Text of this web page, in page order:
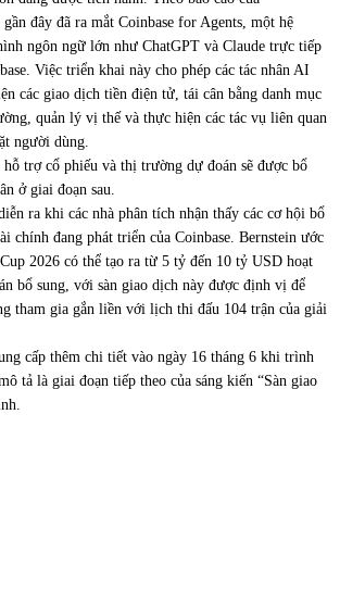
đây đã ra mắt Coinbase for Agents, một hệ
ngôn ngữ lớn như ChatGPT và Claude trực tiếp
Việc triển khai này cho phép các tác nhân AI
các giao dịch tiền điện tử, tái cân bằng danh mục
quản lý vị thế và thực hiện các tác vụ liên quan
người dùng.
hỗ trợ cổ phiếu và thị trường dự đoán sẽ được bổ
ở giai đoạn sau.
ra khi các nhà phân tích nhận thấy các cơ hội bổ
chính đang phát triển của Coinbase. Bernstein ước
2026 có thể tạo ra từ 5 tỷ đến 10 tỷ USD hoạt
bổ sung, với sàn giao dịch này được định vị để
tham gia gắn liền với lịch thi đấu 104 trận của giải
cấp thêm chi tiết vào ngày 16 tháng 6 khi trình
tả là giai đoạn tiếp theo của sáng kiến “Sàn giao